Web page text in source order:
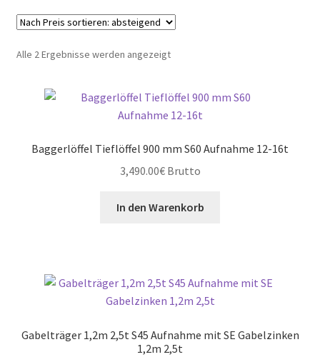
Zur Info
Alle 2 Ergebnisse werden angezeigtNach
absteigend
Baggerlöffel Tieflöffel 900 mm S60 Aufnahme 12-16t
3,490.00€Brutto
In den Warenkorb
Gabelträger 1,2m 2,5t S45 Aufnahme mit SE Gabelzinken
1,2m 2,5t